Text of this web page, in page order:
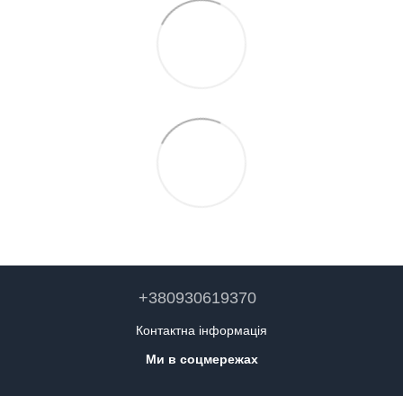
+380930619370
Контактна інформація
Ми в соцмережах